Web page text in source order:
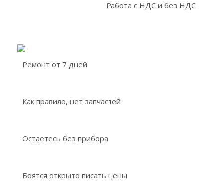
Работа с НДС и без НДС
Ремонт от 7 дней
Как правило, нет запчастей
Остаетесь без прибора
Боятся открыто писать цены